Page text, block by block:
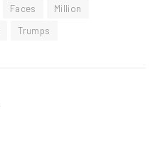
Faces
Million
Trumps